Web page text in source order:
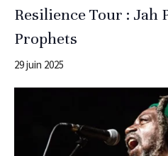
Resilience Tour : Jah
Prophets
29 juin 2025